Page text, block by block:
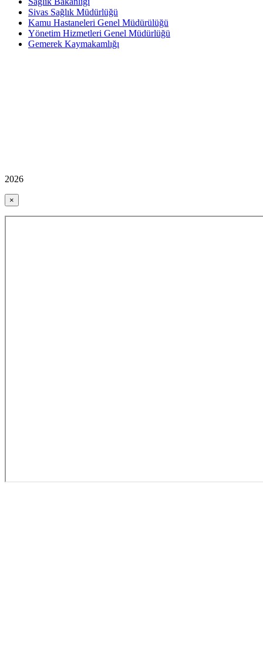
Sivas Sağlık Müdürlüğü
Kamu Hastaneleri Genel Müdürülüğü
Yönetim Hizmetleri Genel Müdürlüğü
Gemerek Kaymakamlığı
2026
×